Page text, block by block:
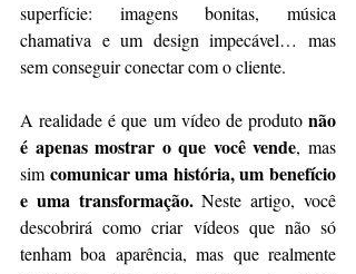
superfície: imagens bonitas, música
chamativa e um design impecável… mas
sem conseguir conectar com o cliente.
A realidade é que um vídeo de produto não
é apenas mostrar o que você vende, mas
sim comunicar uma história, um benefício
e uma transformação. Neste artigo, você
descobrirá como criar vídeos que não só
tenham boa aparência, mas que realmente